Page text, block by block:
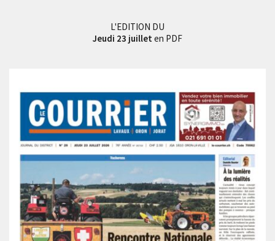
L'EDITION DU
Jeudi 23 juillet en PDF